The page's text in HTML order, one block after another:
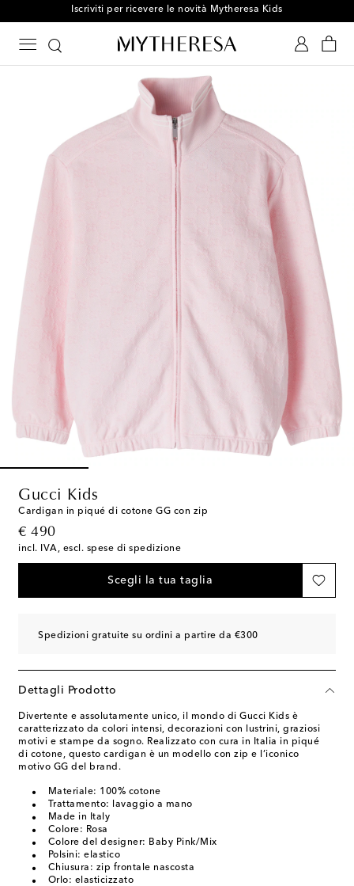
Iscriviti per ricevere le novità Mytheresa Kids
Gucci Kids
Cardigan in piqué di cotone GG con zip
€ 490
original price
incl. IVA, escl. spese di spedizione
Scegli la tua taglia
Spedizioni gratuite su ordini a partire da €300
Dettagli Prodotto
Divertente e assolutamente unico, il mondo di Gucci Kids è
caratterizzato da colori intensi, decorazioni con lustrini, graziosi
motivi e stampe da sogno. Realizzato con cura in Italia in piqué
di cotone, questo cardigan è un modello con zip e l’iconico
motivo GG del brand.
Materiale: 100% cotone
Trattamento: lavaggio a mano
Made in Italy
Colore: Rosa
Colore del designer: Baby Pink/Mix
Polsini: elastico
Chiusura: zip frontale nascosta
Orlo: elasticizzato